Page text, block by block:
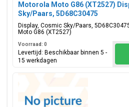
Motorola Moto G86 (XT2527)
Sky/Paars, 5D68C30475
Display, Cosmic Sky/Paars,
Moto G86 (XT2527)
Voorraad: 0
Levertijd: Beschikbaar binnen 5 -
15 werkdagen